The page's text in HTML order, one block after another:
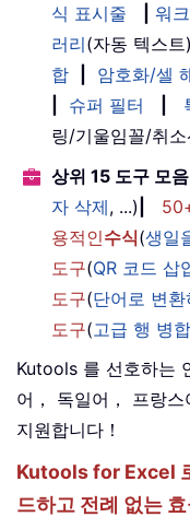
식 표시줄
워
러리(자동 텍스트)
합
암호화/셀
슈퍼 필터
링/기울임꼴/취소
상위 15 도구 모음
자 삭제, ...)
용적인수식(생일
도구(QR 코드 삽
도구(단어로 변환
도구(고급 행 병합
Kutools 를 선호하는
어， 독일어， 프랑
지원합니다！
Kutools for Excel
드하고 전례 없는